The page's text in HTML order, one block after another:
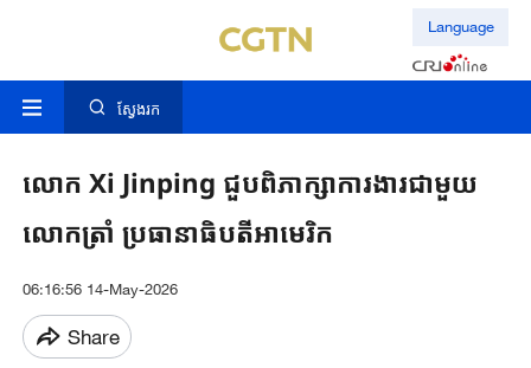
Language
ស្វែងរក
លោក Xi ​Jinping ​ជួបពិភាក្សា​ការងារ​ជាមួយ​
លោកត្រាំ ​ប្រធានាធិបតី​អាមេរិក​​
06:16:56 14-May-2026
Share